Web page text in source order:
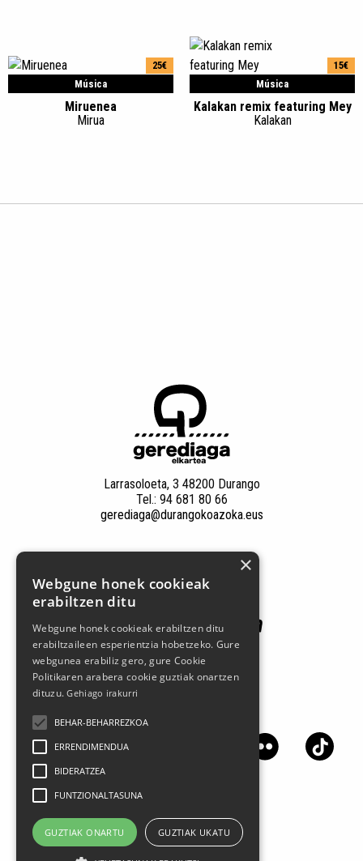
Música
25€
Miruenea
Mirua
Música
15€
Kalakan remix featuring Mey
Kalakan
Larrasoloeta, 3 48200 Durango
Tel.: 94 681 80 66
gerediaga@durangokoazoka.eus
×
Webgune honek cookieak
erabiltzen ditu
Webgune honek cookieak erabiltzen ditu
erabiltzaileen esperientzia hobetzeko. Gure
webgunea erabiliz gero, gure Cookie
Politikaren arabera cookie guztiak onartzen
dituzu.Gehiago irakurri
BEHAR-BEHARREZKOA
ERRENDIMENDUA
BIDERATZEA
FUNTZIONALTASUNA
GUZTIAK ONARTU GUZTIAK UKATU